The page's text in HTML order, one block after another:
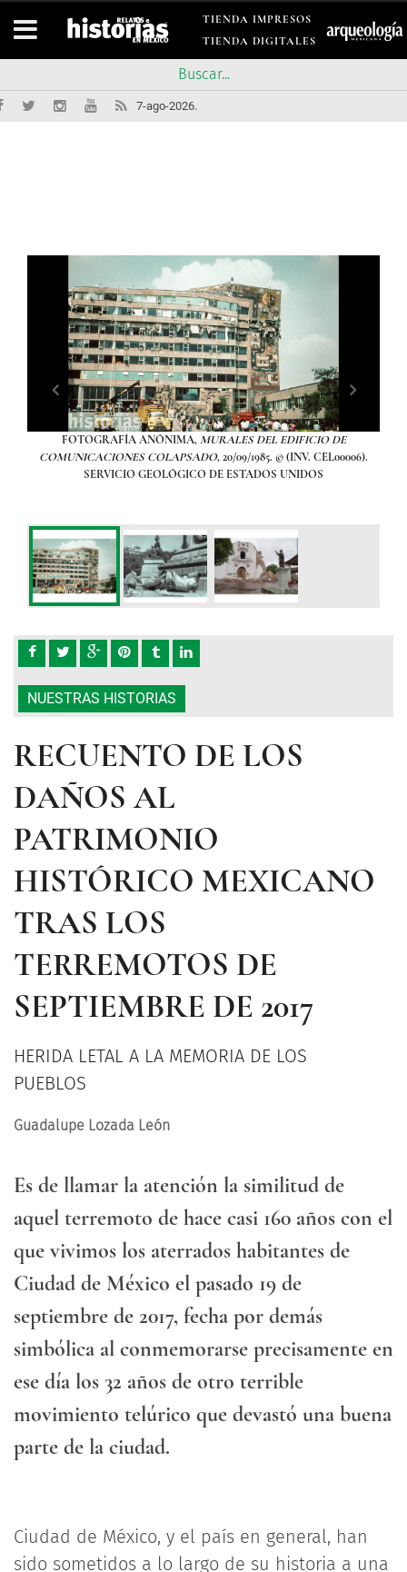
TIENDA IMPRESOS
TIENDA DIGITALES
7-ago-2026.
FOTOGRAFÍA ANÓNIMA,MURALES DEL EDIFICIO DE
COMUNICACIONES COLAPSADO, 20/09/1985. © (INV. CEL00006).
SERVICIO GEOLÓGICO DE ESTADOS UNIDOS
NUESTRAS HISTORIAS
RECUENTO DE LOS
DAÑOS AL
PATRIMONIO
HISTÓRICO MEXICANO
TRAS LOS
TERREMOTOS DE
SEPTIEMBRE DE 2017
HERIDA LETAL A LA MEMORIA DE LOS
PUEBLOS
Guadalupe Lozada León
Es de llamar la atención la similitud de
aquel terremoto de hace casi 160 años con el
que vivimos los aterrados habitantes de
Ciudad de México el pasado 19 de
septiembre de 2017, fecha por demás
simbólica al conmemorarse precisamente en
ese día los 32 años de otro terrible
movimiento telúrico que devastó una buena
parte de la ciudad.
Ciudad de México, y el país en general, han
sido sometidos a lo largo de su historia a una